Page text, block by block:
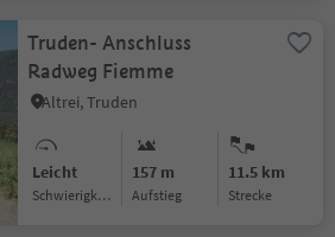
Truden- Anschluss
Radweg Fiemme
Altrei, Truden
Leicht
Schwierigkeitsgrad
157 m
Aufstieg
11.5 km
Strecke